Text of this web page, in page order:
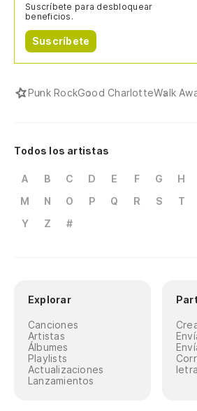
Suscríbete para desbloquear
beneficios.
Suscríbete
Punk RockGood CharlotteWalk
Todos los artistas
A B C D E F G H
M
N O P Q R S T
Y
Z #
Explorar
Canciones
Artistas
Álbumes
Playlists
Actualizaciones
Lanzamientos